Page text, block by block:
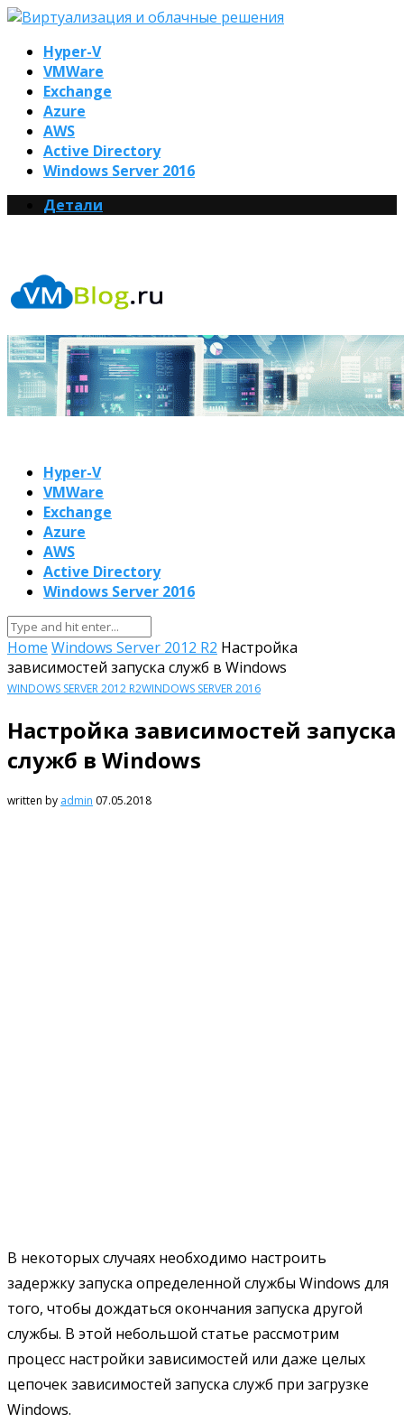
Hyper-V
VMWare
Exchange
Azure
AWS
Active Directory
Windows Server 2016
Детали
Hyper-V
VMWare
Exchange
Azure
AWS
Active Directory
Windows Server 2016
Home Windows Server 2012 R2 Настройка
зависимостей запуска служб в Windows
WINDOWS SERVER 2012 R2WINDOWS SERVER 2016
Настройка зависимостей запуска
служб в Windows
written by admin 07.05.2018
В некоторых случаях необходимо настроить
задержку запуска определенной службы Windows для
того, чтобы дождаться окончания запуска другой
службы. В этой небольшой статье рассмотрим
процесс настройки зависимостей или даже целых
цепочек зависимостей запуска служб при загрузке
Windows.